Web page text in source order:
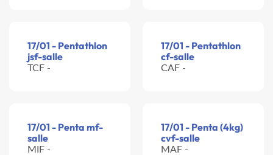
17/01 - Pentathlon
jsf-salle
TCF -
17/01 - Pentathlon
cf-salle
CAF -
17/01 - Penta mf-
salle
MIF -
17/01 - Penta (4kg)
cvf-salle
MAF -